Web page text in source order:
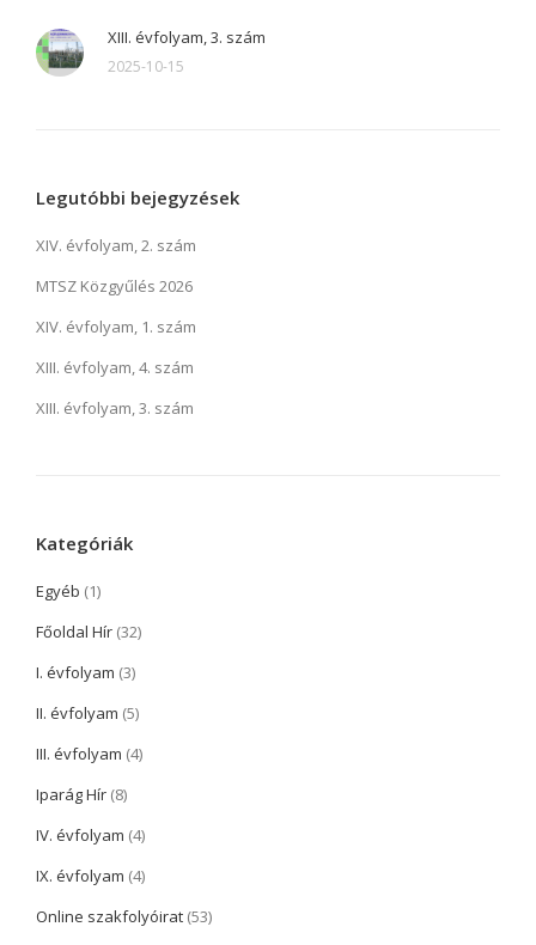
XIII. évfolyam, 3. szám
2025-10-15
Legutóbbi bejegyzések
XIV. évfolyam, 2. szám
MTSZ Közgyűlés 2026
XIV. évfolyam, 1. szám
XIII. évfolyam, 4. szám
XIII. évfolyam, 3. szám
Kategóriák
Egyéb (1)
Főoldal Hír (32)
I. évfolyam (3)
II. évfolyam (5)
III. évfolyam (4)
Iparág Hír (8)
IV. évfolyam (4)
IX. évfolyam (4)
Online szakfolyóirat (53)